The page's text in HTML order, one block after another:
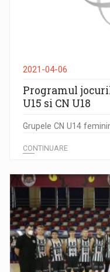
2021-04-06
Programul
U15 si CN U18
Grupele CN U14
CONTINUARE